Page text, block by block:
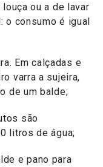
ou a de lavar
o consumo é igual
Em calçadas e
varra a sujeira,
de um balde;
são
litros de água;
e pano para